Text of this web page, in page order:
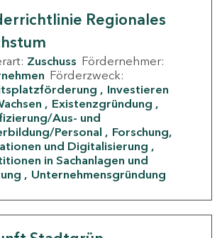
Regionales
Zuschuss Fördernehmer:
Förderzweck:
Investieren
Existenzgründung
Aus- und
Personal
Forschung,
und Digitalisierung
in Sachanlagen und
Unternehmensgründung